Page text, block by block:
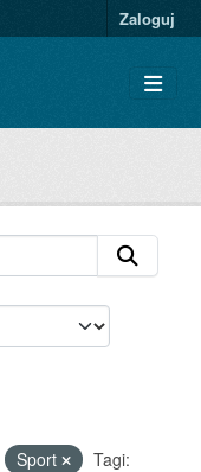
Zaloguj
Sport
Tagi: